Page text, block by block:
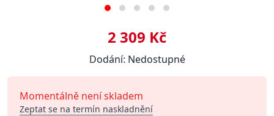
2 309 Kč
Dodání: Nedostupné
Momentálně není skladem
Zeptat se na termín naskladnění